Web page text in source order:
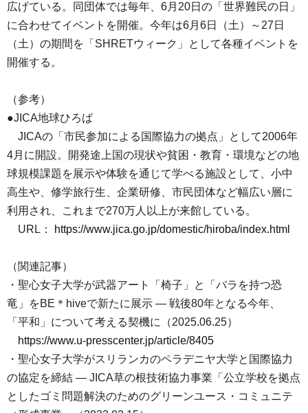
広げている。同団体では毎年、6月20日の「世界難民の日」
に合わせてイベントを開催。今年は6月6日（土）～27日
（土）の期間を「SHRETウィーク」として各種イベントを
開催する。
（参考）
●JICA地球ひろば
JICAの「市民参加による国際協力の拠点」として2006年
4月に開設。開発途上国の現状や貧困・教育・環境などの地
球規模課題を展示や体験を通じて学べる施設として、小中
高生や、修学旅行生、企業研修、市民団体など幅広い層に
利用され、これまで270万人以上が来館している。
URL：
https://www.jica.go.jp/domestic/hiroba/index.html
（関連記事）
・聖心女子大学が武器アート「椅子」と「バラを持つ恐
竜」をBE＊hiveで新たに展示 ― 戦後80年となる今年、
「平和」について考える契機に（2025.06.25）
https://www.u-presscenter.jp/article/8405
・聖心女子大学がスリランカのペラデニヤ大学と国際協力
の協定を締結 — JICA草の根技術協力事業「公立学校を拠点
としたゴミ問題解決のためのグリーンユース・コミュニテ